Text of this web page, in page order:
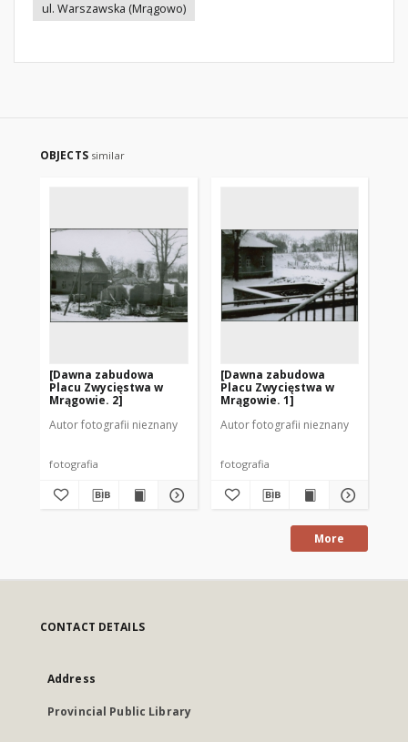
ul. Warszawska (Mrągowo)
OBJECTS similar
[Dawna zabudowa
Placu Zwycięstwa w
Mrągowie. 2]
Autor fotografii nieznany
fotografia
[Dawna zabudowa
Placu Zwycięstwa w
Mrągowie. 1]
Autor fotografii nieznany
fotografia
More
CONTACT DETAILS
Address
Provincial Public Library